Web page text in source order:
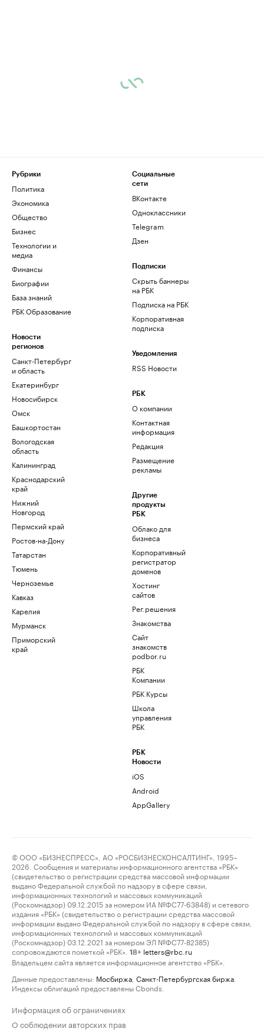
Рубрики
Политика
Экономика
Общество
Бизнес
Технологии и
медиа
Финансы
Биографии
База знаний
РБК Образование
Новости
регионов
Санкт-Петербург
и область
Екатеринбург
Новосибирск
Омск
Башкортостан
Вологодская
область
Калининград
Краснодарский
край
Нижний
Новгород
Пермский край
Ростов-на-Дону
Татарстан
Тюмень
Черноземье
Кавказ
Карелия
Мурманск
Приморский
край
Социальные
сети
ВКонтакте
Одноклассники
Telegram
Дзен
Подписки
Скрыть баннеры
на РБК
Подписка на РБК
Корпоративная
подписка
Уведомления
RSS Новости
РБК
О компании
Контактная
информация
Редакция
Размещение
рекламы
Другие
продукты
РБК
Облако для
бизнеса
Корпоративный
регистратор
доменов
Хостинг
сайтов
Рег.решения
Знакомства
Сайт
знакомств
podbor.ru
РБК
Компании
РБК Курсы
Школа
управления
РБК
РБК
Новости
iOS
Android
AppGallery
© ООО «БИЗНЕСПРЕСС», АО «РОСБИЗНЕСКОНСАЛТИНГ», 1995–
2026. Сообщения и материалы информационного агентства «РБК»
(свидетельство о регистрации средства массовой информации
выдано Федеральной службой по надзору в сфере связи,
информационных технологий и массовых коммуникаций
(Роскомнадзор) 09.12.2015 за номером ИА №ФС77-63848) и сетевого
издания «РБК» (свидетельство о регистрации средства массовой
информации выдано Федеральной службой по надзору в сфере связи,
информационных технологий и массовых коммуникаций
(Роскомнадзор) 03.12.2021 за номером ЭЛ №ФС77-82385)
сопровождаются пометкой «РБК».
18+ letters@rbc.ru
Владельцем сайта является информационное агентство «РБК».
Данные предоставлены: Мосбиржа Санкт-Петербургская биржа
Индексы облигаций предоставлены Cbonds.
Информация об ограничениях
О соблюдении авторских прав